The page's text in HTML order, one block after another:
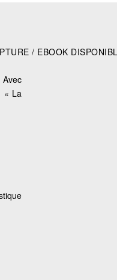
/ EBOOK
Avec
« La